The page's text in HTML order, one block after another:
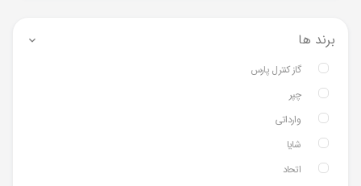
برند ها
گاز کنترل پارس
چپر
وارداتی
شایا
اتحاد